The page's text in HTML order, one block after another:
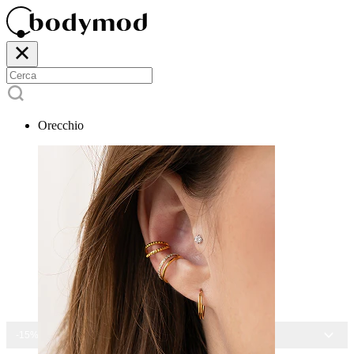
Orecchio
-15% SU TUTTI I GIOIELLI